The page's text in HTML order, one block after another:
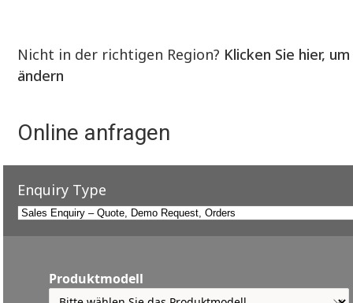
Nicht in der richtigen Region? Klicken Sie hier,
ändern
Online anfragen
Enquiry Type
Produktmodell